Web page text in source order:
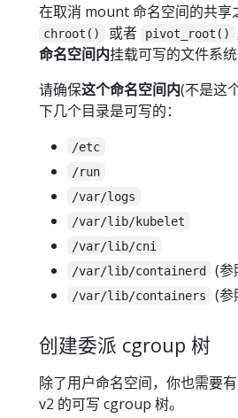
在取消 mount 命名空间的共享
chroot() 或者 pivot_root()
命名空间内挂载可写的文件系统
请确保这个命名空间内(不是这
下几个目录是可写的：
/etc
/run
/var/logs
/var/lib/kubelet
/var/lib/cni
/var/lib/containerd
(
/var/lib/containers (参
创建委派 cgroup 树
除了用户命名空间，你也需要
v2 的可写 cgroup 树。